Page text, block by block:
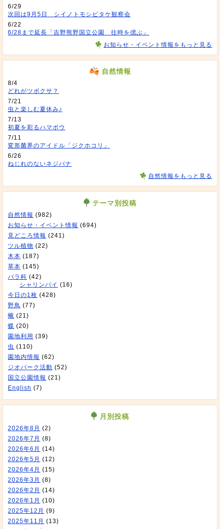
6/29
次回は9月5日 シイノトモシビタケ観察会
6/22
6/28まで延長「吉野熊野国立公園 往時を偲ぶ」
お知らせ・イベント情報をもっと見る
自然情報
8/4
どれがツボクサ？
7/21
虫と楽しむ夏休み♪
7/13
初夏を彩るハマボウ
7/11
変形菌界のアイドル「ジクホコリ」
6/26
ねじれのないネジバナ
自然情報をもっと見る
テーマ別投稿
自然情報 (982)
お知らせ・イベント情報 (694)
見どころ情報 (241)
ツル植物 (22)
木本 (187)
草本 (145)
バラ科 (42)
シャリンバイ (16)
今日の1枚 (428)
野鳥 (77)
蛾 (21)
蝶 (20)
園地利用 (39)
虫 (110)
園地内情報 (62)
ジオパーク活動 (52)
国立公園情報 (21)
English (7)
月別投稿
2026年8月 (2)
2026年7月 (8)
2026年6月 (14)
2026年5月 (12)
2026年4月 (15)
2026年3月 (8)
2026年2月 (14)
2026年1月 (10)
2025年12月 (9)
2025年11月 (13)